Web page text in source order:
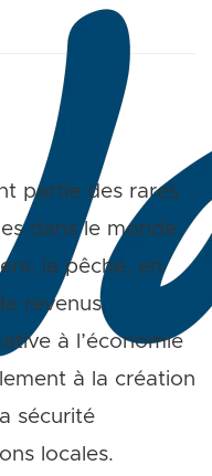
partie des rares
dans le monde.
la pêche, en
revenus,
à l’économie
à la création
sécurité
locales.